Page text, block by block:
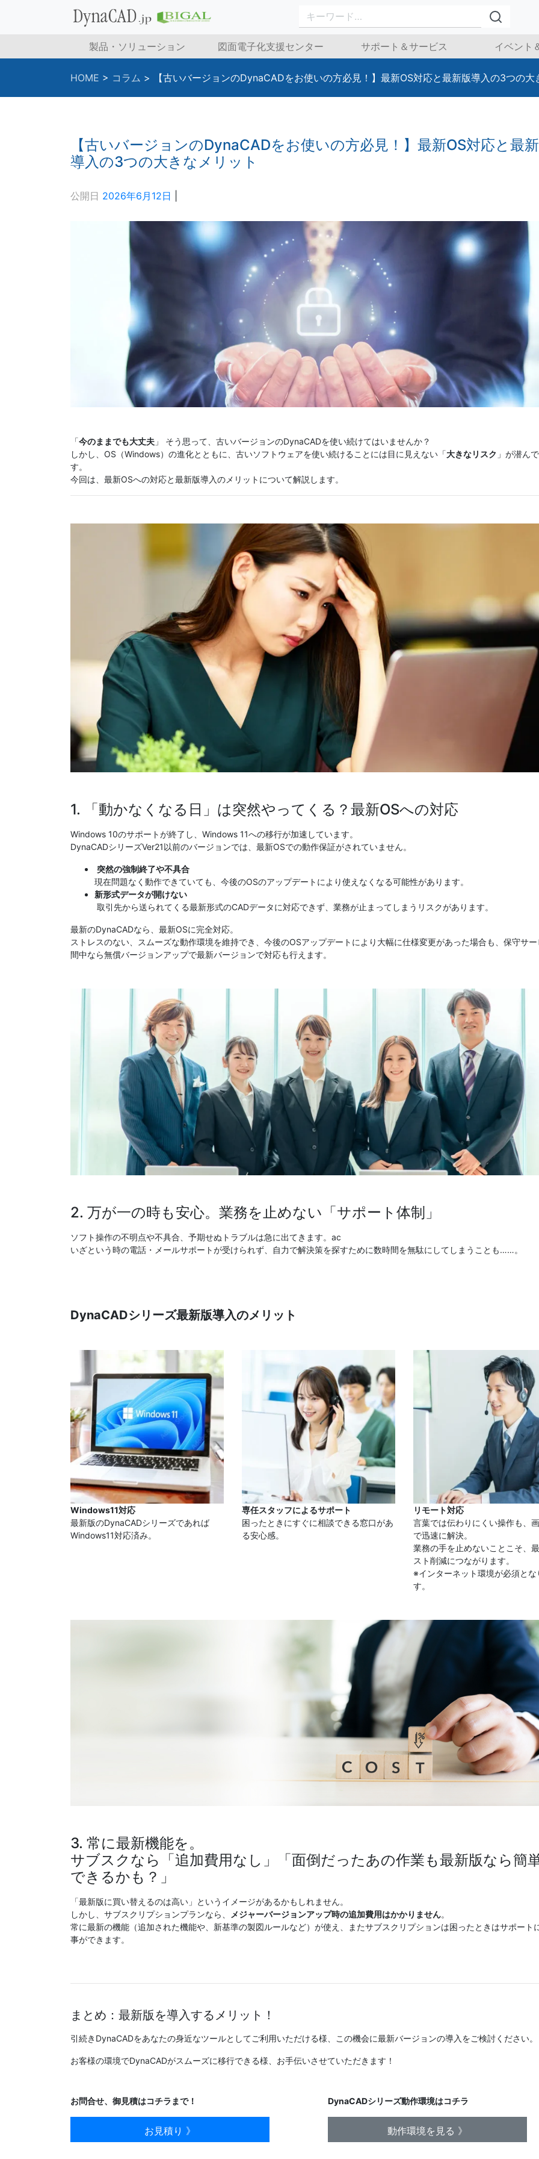
検索
製品・ソリューション 図面電子化支援センター サポート＆サービス イベント
HOME > コラム > 【古いバージョンのDynaCADをお使いの方必見！】最新OS対応と最新版導入の3つの大
【古いバージョンのDynaCADをお使いの方必見！】最新OS対応と最
導入の3つの大きなメリット
公開日 2026年6月12日
「今のままでも大丈夫 」 そう思って、古いバージョンのDynaCADを使い続けてはいませんか？
しかし、OS（Windows）の進化とともに、古いソフトウェアを使い続けることには目に見えない「大きなリスク 」が潜ん
す。
今回は、最新OSへの対応と最新版導入のメリットについて解説します。
1. 「動かなくなる日」は突然やってくる？最新OSへの対応
Windows 10のサポートが終了し、Windows 11への移行が加速しています。
DynaCADシリーズVer21以前のバージョンでは、最新OSでの動作保証がされていません。
突然の強制終了や不具合
現在問題なく動作できていても、今後のOSのアップデートにより使えなくなる可能性があります。
新形式データが開けない
取引先から送られてくる最新形式のCADデータに対応できず、業務が止まってしまうリスクがあります。
最新のDynaCADなら、最新OSに完全対応。
ストレスのない、スムーズな動作環境を維持でき、今後のOSアップデートにより大幅に仕様変更があった場合も、保守サ
間中なら無償バージョンアップで最新バージョンで対応も行えます。
2. 万が一の時も安心。業務を止めない「サポート体制」
ソフト操作の不明点や不具合、予期せぬトラブルは急に出てきます。ac
いざという時の電話・メールサポートが受けられず、自力で解決策を探すために数時間を無駄にしてしまうことも……。
DynaCADシリーズ最新版導入のメリット
Windows11対応
最新版のDynaCADシリーズであれば
Windows11対応済み。
専任スタッフによるサポート
困ったときにすぐに相談できる窓口があ
る安心感。
リモート対応
言葉では伝わりにくい操作も、
で迅速に解決。
業務の手を止めないことこそ、
スト削減につながります。
※インターネット環境が必須とな
す。
3. 常に最新機能を。
サブスクなら「追加費用なし」「面倒だったあの作業も最新版なら簡
できるかも？」
「最新版に買い替えるのは高い」というイメージがあるかもしれません。
しかし、サブスクリプションプランなら、
メジャーバージョンアップ時の追加費用はかかりません。
常に最新の機能（追加された機能や、新基準の製図ルールなど）が使え、またサブスクリプションは困ったときはサポート
事ができます。
まとめ：最新版を導入するメリット！
引続きDynaCADをあなたの身近なツールとしてご利用いただける様、この機会に最新バージョンの導入をご検討ください。
お客様の環境でDynaCADがスムーズに移行できる様、お手伝いさせていただきます！
お問合せ、御見積はコチラまで！
お見積り 》
DynaCADシリーズ動作環境はコチラ
動作環境を見る 》